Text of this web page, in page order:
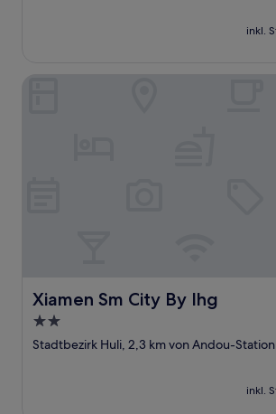
inkl.
Xiamen Sm City By Ihg
Xiamen Sm City By Ihg
2.0-
Sterne-
Stadtbezirk Huli, 2,3 km von Andou-
inkl.